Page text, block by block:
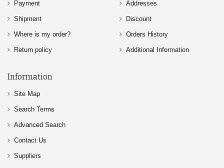
Payment
Shipment
Where is my order?
Return policy
Addresses
Discount
Orders History
Additional Information
Information
Site Map
Search Terms
Advanced Search
Contact Us
Suppliers